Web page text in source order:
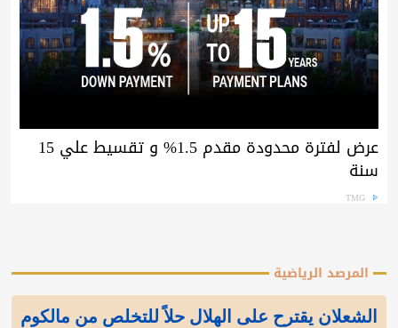
عرض لفترة محدودة مقدم 1.5% و تقسيط علي 15
سنة
TMG
المرصد الرياضية
الشعلان يقترح على الهلال حلاً للتخلص من مالكوم